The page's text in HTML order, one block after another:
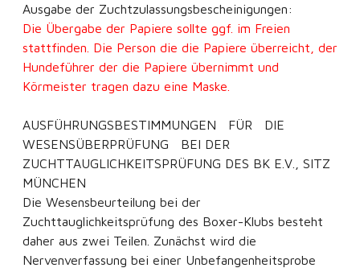
Ausgabe der Zuchtzulassungsbescheinigungen:
Die Übergabe der Papiere sollte ggf. im Freien
stattfinden. Die Person die die Papiere überreicht, der
Hundeführer der die Papiere übernimmt und
Körmeister tragen dazu eine Maske.
AUSFÜHRUNGSBESTIMMUNGEN FÜR DIE
WESENSÜBERPRÜFUNG BEI DER
ZUCHTTAUGLICHKEITSPRÜFUNG DES BK E.V., SITZ
MÜNCHEN
Die Wesensbeurteilung bei der
Zuchttauglichkeitsprüfung des Boxer-Klubs besteht
daher aus zwei Teilen. Zunächst wird die
Nervenverfassung bei einer Unbefangenheitsprobe